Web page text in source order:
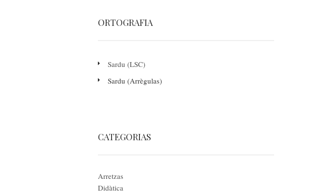
ORTOGRAFIA
Sardu (LSC)
Sardu (Arrègulas)
CATEGORIAS
Arretzas
Didàtica